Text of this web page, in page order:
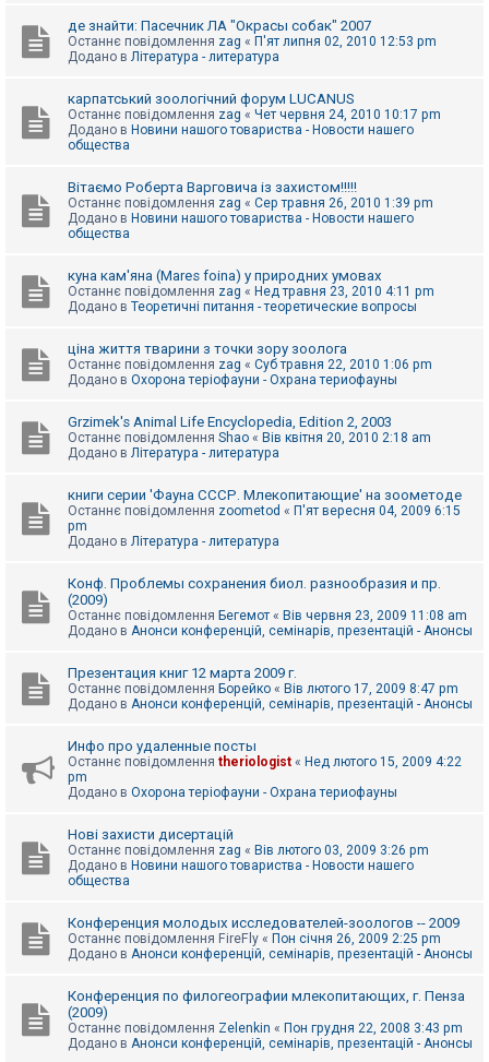
де знайти: Пасечник ЛА "Окрасы собак" 2007
Останнє повідомлення zag « П'ят липня 02, 2010 12:53 pm
Додано в Література - литература
карпатський зоологічний форум LUCANUS
Останнє повідомлення zag « Чет червня 24, 2010 10:17 pm
Додано в Новини нашого товариства - Новости нашего
общества
Вітаємо Роберта Варговича із захистом!!!!!
Останнє повідомлення zag « Сер травня 26, 2010 1:39 pm
Додано в Новини нашого товариства - Новости нашего
общества
куна кам'яна (Mares foina) у природних умовах
Останнє повідомлення zag « Нед травня 23, 2010 4:11 pm
Додано в Теоретичні питання - теоретические вопросы
ціна життя тварини з точки зору зоолога
Останнє повідомлення zag « Суб травня 22, 2010 1:06 pm
Додано в Охорона теріофауни - Охрана териофауны
Grzimek's Animal Life Encyclopedia, Edition 2, 2003
Останнє повідомлення Shao « Вів квітня 20, 2010 2:18 am
Додано в Література - литература
книги серии 'Фауна СССР. Млекопитающие' на зоометоде
Останнє повідомлення zoometod « П'ят вересня 04, 2009 6:15
pm
Додано в Література - литература
Конф. Проблемы сохранения биол. разнообразия и пр.
(2009)
Останнє повідомлення Бегемот « Вів червня 23, 2009 11:08 am
Додано в Анонси конференцій, семінарів, презентацій - Анонсы
Презентация книг 12 марта 2009 г.
Останнє повідомлення Борейко « Вів лютого 17, 2009 8:47 pm
Додано в Анонси конференцій, семінарів, презентацій - Анонсы
Инфо про удаленные посты
Останнє повідомлення theriologist « Нед лютого 15, 2009 4:22
pm
Додано в Охорона теріофауни - Охрана териофауны
Нові захисти дисертацій
Останнє повідомлення zag « Вів лютого 03, 2009 3:26 pm
Додано в Новини нашого товариства - Новости нашего
общества
Конференция молодых исследователей-зоологов -- 2009
Останнє повідомлення FireFly « Пон січня 26, 2009 2:25 pm
Додано в Анонси конференцій, семінарів, презентацій - Анонсы
Конференция по филогеографии млекопитающих, г. Пенза
(2009)
Останнє повідомлення Zelenkin « Пон грудня 22, 2008 3:43 pm
Додано в Анонси конференцій, семінарів, презентацій - Анонсы